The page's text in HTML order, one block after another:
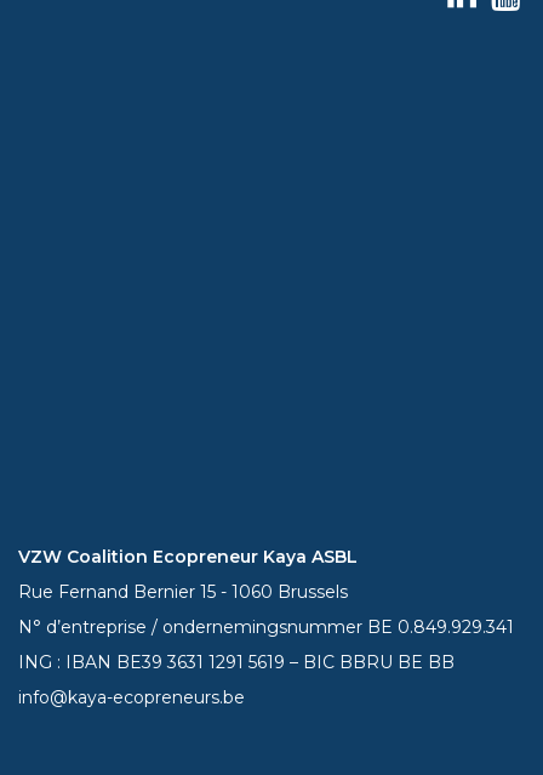
VZW Coalition Ecopreneur Kaya ASBL
Rue Fernand Bernier 15 - 1060 Brussels
N° d’entreprise / ondernemingsnummer BE 0.849.929.341
ING : IBAN BE393631 1291 5619 – BIC BBRU BE BB
info@kaya-ecopreneurs.be